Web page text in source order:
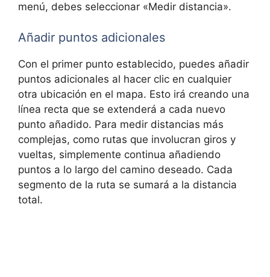
menú, debes seleccionar «Medir distancia».
Añadir puntos adicionales
Con el primer punto establecido, puedes añadir
puntos adicionales al hacer clic en cualquier
otra ubicación en el mapa. Esto irá creando una
línea recta que se extenderá a cada nuevo
punto añadido. Para medir distancias más
complejas, como rutas que involucran giros y
vueltas, simplemente continua añadiendo
puntos a lo largo del camino deseado. Cada
segmento de la ruta se sumará a la distancia
total.